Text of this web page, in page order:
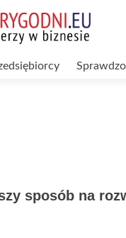
sposób na